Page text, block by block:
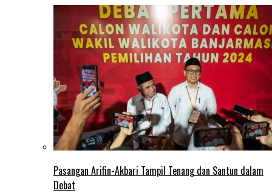
Pasangan Arifin-Akbari Tampil Tenang dan Santun dalam
Debat